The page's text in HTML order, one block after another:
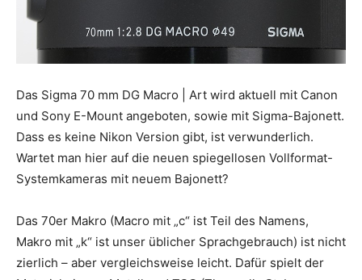
Das Sigma 70 mm DG Macro | Art wird aktuell mit Canon
und Sony E-Mount angeboten, sowie mit Sigma-Bajonett.
Dass es keine Nikon Version gibt, ist verwunderlich.
Wartet man hier auf die neuen spiegellosen Vollformat-
Systemkameras mit neuem Bajonett?
Das 70er Makro (Macro mit „c“ ist Teil des Namens,
Makro mit „k“ ist unser üblicher Sprachgebrauch) ist nicht
zierlich – aber vergleichsweise leicht. Dafür spielt der